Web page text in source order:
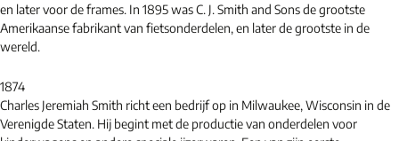
en later voor de frames. In 1895 was C. J. Smith and Sons de grootste
Amerikaanse fabrikant van fietsonderdelen, en later de grootste in de
wereld.
1874
Charles Jeremiah Smith richt een bedrijf op in Milwaukee, Wisconsin in de
Verenigde Staten. Hij begint met de productie van onderdelen voor